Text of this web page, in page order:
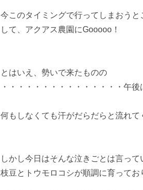
今このタイミングで行ってしまおう
して、アクアス農園にGooooo！
とはいえ、勢いで来たものの
・・・・・・・・・・・・・・・午後
何もしなくても汗がだらだらと流れて
しかし今日はそんな泣きごとは言って
枝豆とトウモロコシが順調に育ってお